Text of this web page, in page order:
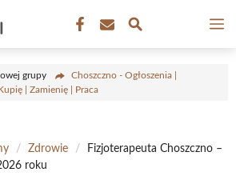
grupy
Choszczno - Ogłoszenia |
| Zamienię | Praca
/ Zdrowie /
Fizjoterapeuta Choszczno –
roku